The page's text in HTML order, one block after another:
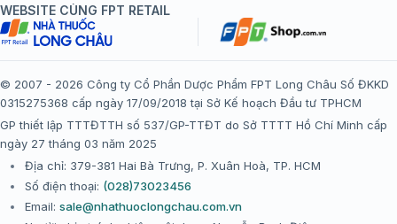
Chính sách đổi trả gói, mũi tiêm tại trung tâm tiêm chủng
FPT Long Châu
Thể lệ chương trình “Tích điểm nhận đặc quyền”
WEBSITE CÙNG FPT RETAIL
© 2007 - 2026 Công ty Cổ Phần Dược Phẩm FPT Long Châu Số ĐKKD
0315275368 cấp ngày 17/09/2018 tại Sở Kế hoạch Đầu tư TPHCM
GP thiết lập TTTĐTTH số 537/GP-TTĐT do Sở TTTT Hồ Chí Minh cấp
ngày 27 tháng 03 năm 2025
Địa chỉ: 379-381 Hai Bà Trưng, P. Xuân Hoà, TP. HCM
Số điện thoại: (028)73023456
Email: sale@nhathuoclongchau.com.vn